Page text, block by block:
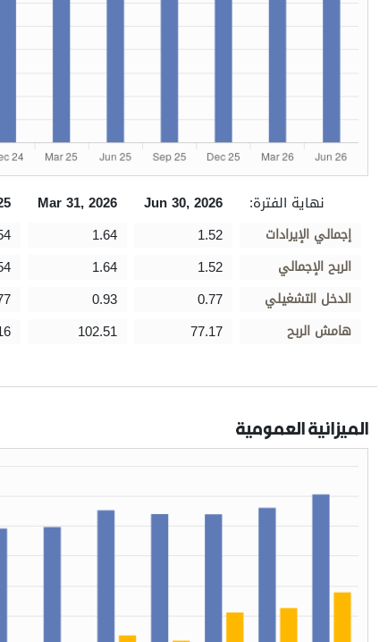
نهاية الفترة: Jun 30, 2026
Mar 31, 2026
إجمالي الإيرادات 1.52
1.64
الربح الإجمالي 1.52
1.64
الدخل التشغيلي 0.77
0.93
هامش الربح 77.17
102.51
الميزانية العمومية